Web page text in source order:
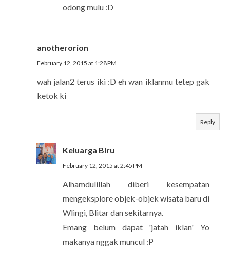
odong mulu :D
anotherorion
February 12, 2015 at 1:28 PM
wah jalan2 terus iki :D eh wan iklanmu tetep gak
ketok ki
Reply
Keluarga Biru
February 12, 2015 at 2:45 PM
Alhamdulillah diberi kesempatan
mengeksplore objek-objek wisata baru di
Wlingi, Blitar dan sekitarnya.
Emang belum dapat 'jatah iklan' Yo
makanya nggak muncul :P